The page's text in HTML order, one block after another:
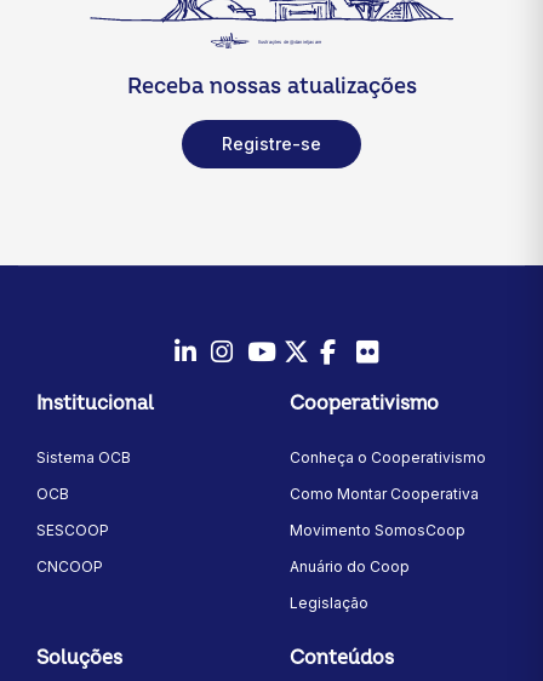
Receba nossas atualizações
Registre-se
Instagram
YoutubeTwitter/X
Facebook
Institucional
Sistema OCB
OCB
SESCOOP
CNCOOP
Cooperativismo
Conheça o Cooperativismo
Como Montar Cooperativa
Movimento SomosCoop
Anuário do Coop
Legislação
Soluções Conteúdos